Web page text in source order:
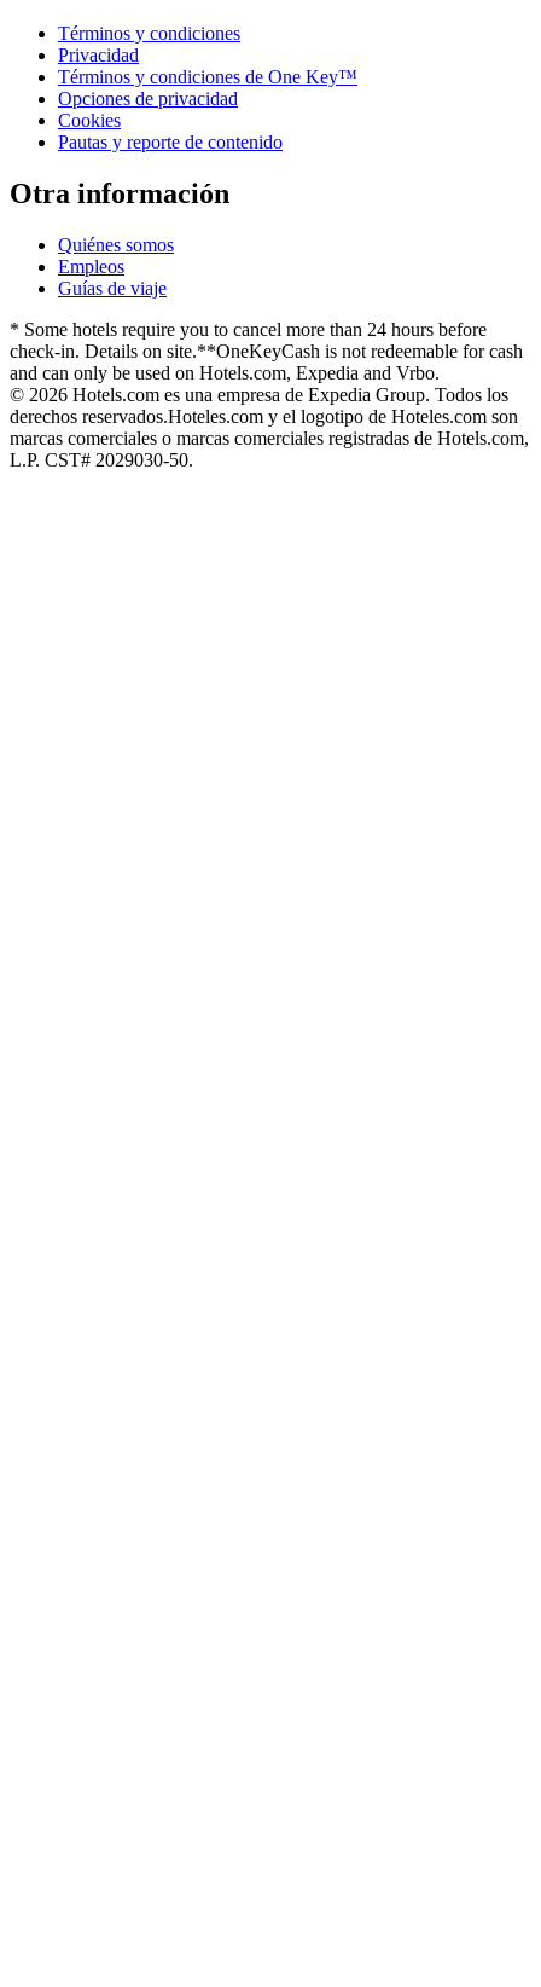
Términos y condiciones
Privacidad
Términos y condiciones de One Key™
Opciones de privacidad
Cookies
Pautas y reporte de contenido
Otra información
Quiénes somos
Empleos
Guías de viaje
* Some hotels require you to cancel more than 24 hours before
check-in. Details on site.**OneKeyCash is not redeemable for cash
and can only be used on Hotels.com, Expedia and Vrbo.
© 2026 Hotels.com es una empresa de Expedia Group. Todos los
derechos reservados.Hoteles.com y el logotipo de Hoteles.com son
marcas comerciales o marcas comerciales registradas de Hotels.com,
L.P. CST# 2029030-50.